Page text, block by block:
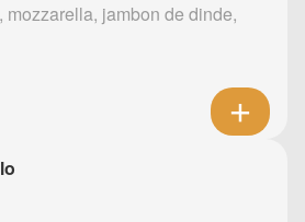
mozzarella, jambon de dinde,